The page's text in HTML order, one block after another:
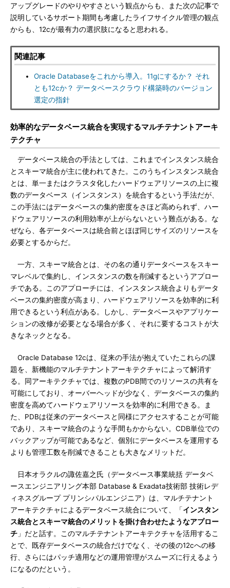
アップグレードのやりやすさという観点からも、また次の記事で
説明しているサポート期間も考慮したライフサイクル管理の観点
からも、12cが最有力の選択肢になると思われる。
関連記事
Oracle Databaseをこれから導入。11gにするか？ それ
とも12cか？ データベースクラウド構築時のバージョン
選定の指針
効率的なデータベース統合を実現するマルチテナントアーキ
テクチャ
データベース統合の手法としては、これまでインスタンス統合
とスキーマ統合が主に使われてきた。このうちインスタンス統合
とは、単一またはクラスタ化したハードウェアリソースの上に複
数のデータベース（インスタンス）を統合するという手法だが、
この手法にはデータベースの集約密度をさほど高められず、ハー
ドウェアリソースの利用効率が上がらないという難点がある。な
ぜなら、各データベースは統合前とほぼ同じサイズのリソースを
必要とするからだ。
一方、スキーマ統合とは、その名の通りデータベースをスキー
マレベルで集約し、インスタンスの数を削減するというアプロー
チである。このアプローチには、インスタンス統合よりもデータ
ベースの集約密度が高まり、ハードウェアリソースを効率的に利
用できるという利点がある。しかし、データベースやアプリケー
ションの改修が必要となる場合が多く、それに要するコストが大
きなネックとなる。
Oracle Database 12cは、従来の手法が抱えていたこれらの課
題を、新機能のマルチテナントアーキテクチャによって解消す
る。同アーキテクチャでは、複数のPDB間でのリソースの共有を
可能にしており、オーバーヘッドが少なく、データベースの集約
密度を高めてハードウェアリソースを効率的に利用できる。ま
た、PDBは従来のデータベースと同様にアクセスすることが可能
であり、スキーマ統合のような手間もかからない。CDB単位での
バックアップが可能であるなど、個別にデータベースを運用する
よりも管理工数を削減できることも大きなメリットだ。
日本オラクルの諏佐嘉之氏（データベース事業統括 データベ
ースエンジニアリング本部 Database & Exadata技術部 技術レデ
ィネスグループ プリンシパルエンジニア）は、マルチテナント
アーキテクチャによるデータベース統合について、「インスタン
ス統合とスキーマ統合のメリットを掛け合わせたようなアプロー
チ 」だと話す。このマルチテナントアーキテクチャを活用するこ
とで、既存データベースの統合だけでなく、その後の12cへの移
行、さらにはパッチ適用などの運用管理がスムーズに行えるよう
になるのだという。